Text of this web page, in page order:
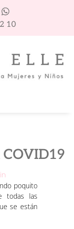
10
COVID19
poquito
todas las
se están